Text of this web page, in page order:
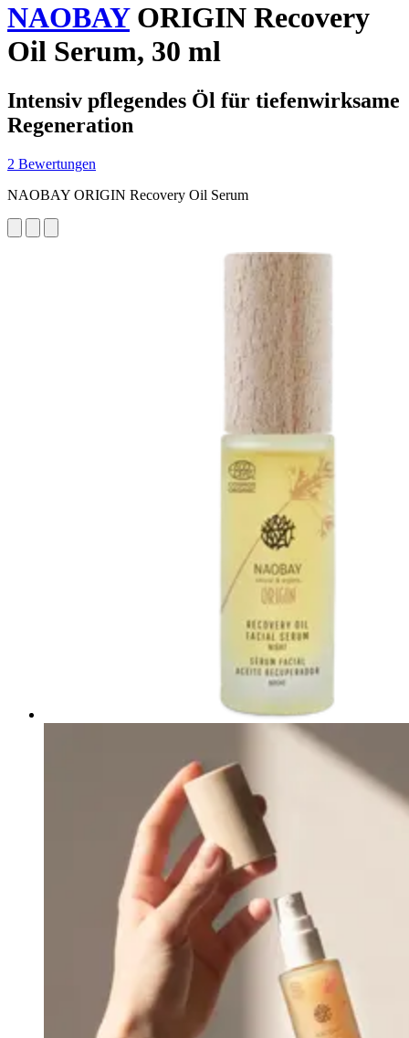
NAOBAYORIGIN Recovery
Oil Serum, 30 ml
Intensiv pflegendes Öl für tiefenwirksame
Regeneration
2 Bewertungen
NAOBAY ORIGIN Recovery Oil Serum